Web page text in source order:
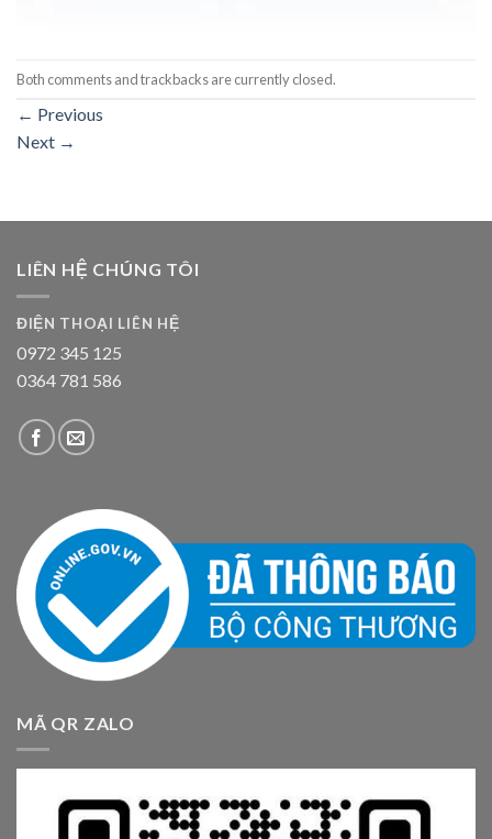
Both comments and trackbacks are currently closed.
← Previous
Next →
LIÊN HỆ CHÚNG TÔI
ĐIỆN THOẠI LIÊN HỆ
0972 345 125
0364 781 586
MÃ QR ZALO